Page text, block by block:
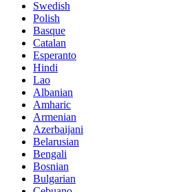
Swedish
Polish
Basque
Catalan
Esperanto
Hindi
Lao
Albanian
Amharic
Armenian
Azerbaijani
Belarusian
Bengali
Bosnian
Bulgarian